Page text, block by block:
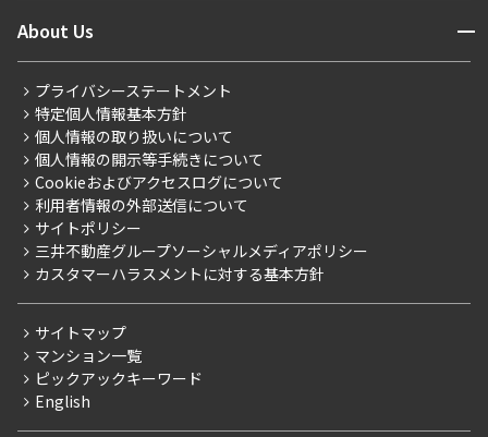
新着募集情報
こだわりから探す
こだわり一覧
プレミアムマンション
新築
当社限定（港区・渋谷区）
当社限定（港区・渋谷区以外）
三井不動産企画
賃料改定
フリーレント
ペット可
住まいのコラム
会員ページ
ご入居・提携サービス
お部屋探しからご契約まで
よくあるご質問
社宅紹介
【仲介会社様向け】当社仲介事業部取り扱い物件入居申込
About Us 開閉
会社情報
事業案内
採用情報
ニュースリリース
お問い合わせ
プライバシーステートメント
特定個人情報基本方針
個人情報の取り扱いについて
個人情報の開示等手続きについて
Cookieおよびアクセスログについて
利用者情報の外部送信について
サイトポリシー
三井不動産グループソーシャルメディアポリシー
カスタマーハラスメントに対する基本方針
サイトマップ
マンション一覧
ピックアックキーワード
English